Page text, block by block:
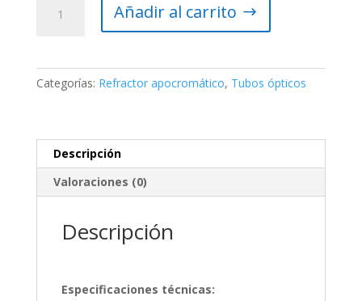
óptico
72ED
Dual
Speed
(72/420)
maleta
cantidad
Añadir al carrito
Categorías: Refractor apocromático, Tubos ópticos
Descripción
Valoraciones (0)
Descripción
Especificaciones técnicas: